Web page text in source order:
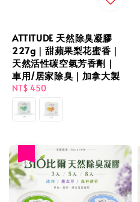
ATTITUDE 天然除臭凝膠
227g｜甜蘋果梨花蜜香｜
天然活性碳空氣芳香劑｜
車用/居家除臭｜加拿大製
Regular
price
NT$ 450